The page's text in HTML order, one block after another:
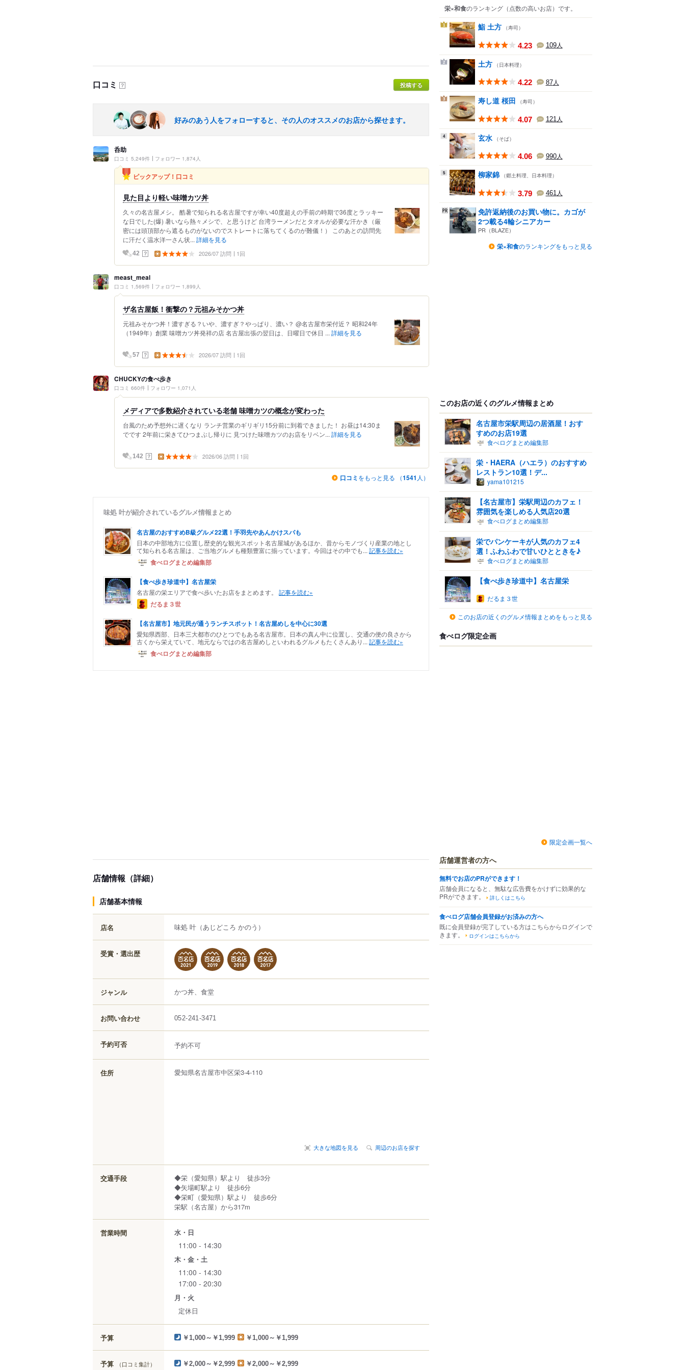
口コミ ？ 投稿する
好みのあう人をフォローすると、その人のオススメのお店から探せます。
呑助
口コミ 5,249件 フォロワー 1,874人
ピックアップ！口コミ
見た目より軽い味噌カツ丼
久々の名古屋メシ。 酷暑で知られる名古屋ですが幸い40度超えの手前の時期で36度とラッキー
な日でした(爆) 暑いなら熱々メシで、と思うけど 台湾ラーメンだとタオルが必要な汗かき（厳
密には頭頂部から遮るものがないのでストレートに落ちてくるのが難儀！） このあとの訪問先
に汗だく温水洋一さん状... 詳細を見る
42 ？ 2026/07 訪問 1回
meast_meal
口コミ 1,569件 フォロワー 1,899人
ザ名古屋飯！衝撃の？元祖みそかつ丼
元祖みそかつ丼！濃すぎる？いや、濃すぎ？やっぱり、濃い？ @名古屋市栄付近？ 昭和24年
（1949年）創業 味噌カツ丼発祥の店 名古屋出張の翌日は、日曜日で休日 ... 詳細を見る
57 ？ 2026/07 訪問 1回
CHUCKYの食べ歩き
口コミ 660件 フォロワー 1,071人
メディアで多数紹介されている老舗 味噌カツの概念が変わった
台風のため予想外に遅くなり ランチ営業のギリギリ15分前に到着できました！ お昼は14:30ま
でです 2年前に栄きてひつまぶし帰りに 見つけた味噌カツのお店をリベン... 詳細を見る
142 ？ 2026/06 訪問 1回
口コミ をもっと見る （1541 人）
味処 叶が紹介されているグルメ情報まとめ
名古屋のおすすめB級グルメ22選！手羽先やあんかけスパも
日本の中部地方に位置し歴史的な観光スポット名古屋城があるほか、昔からモノづくり産業の地とし
て知られる名古屋は、ご当地グルメも種類豊富に揃っています。今回はその中でも... 記事を読む»
食べログまとめ編集部
【食べ歩き珍道中】名古屋栄
名古屋の栄エリアで食べ歩いたお店をまとめます。 記事を読む»
だるま３世
【名古屋市】地元民が通うランチスポット！名古屋めしを中心に30選
愛知県西部、日本三大都市のひとつでもある名古屋市。日本の真ん中に位置し、交通の便の良さから
古くから栄えていて、地元ならではの名古屋めしといわれるグルメもたくさんあり... 記事を読む»
食べログまとめ編集部
店舗情報（詳細）
店舗基本情報
店名 味処 叶 （あじどころ かのう）
受賞・選出歴
ジャンル かつ丼、食堂
お問い合わせ 052-241-3471
予約可否 予約不可
住所 愛知県名古屋市中区栄3-4-110
大きな地図を見る 周辺のお店を探す
交通手段
◆栄（愛知県）駅より 徒歩3分
◆矢場町駅より 徒歩6分
◆栄町（愛知県）駅より 徒歩6分
栄駅（名古屋）から317m
営業時間 水・日
11:00 - 14:30
木・金・土
11:00 - 14:30
17:00 - 20:30
月・火
定休日
予算 ￥1,000～￥1,999 ￥1,000～￥1,999
予算 （口コミ集計） ￥2,000～￥2,999 ￥2,000～￥2,999
栄×和食のランキング （点数の高いお店） です。
1 鮨 土方 （寿司）
4.23 109人
2 土方 （日本料理）
4.22 87人
3 寿し道 桜田 （寿司）
4.07 121人
4 玄水 （そば）
4.06 990人
5 柳家錦 （郷土料理、日本料理）
3.79 461人
免許返納後のお買い物に。カゴが
2つ載る4輪シニアカー
PR（BLAZE）
栄×和食のランキングをもっと見る
このお店の近くのグルメ情報まとめ
名古屋市栄駅周辺の居酒屋！おす
すめのお店19選
食べログまとめ編集部
栄・HAERA（ハエラ）のおすすめ
レストラン10選！デ...
yama101215
【名古屋市】栄駅周辺のカフェ！
雰囲気を楽しめる人気店20選
食べログまとめ編集部
栄でパンケーキが人気のカフェ4
選！ふわふわで甘いひとときを♪
食べログまとめ編集部
【食べ歩き珍道中】名古屋栄
だるま３世
このお店の近くのグルメ情報まとめをもっと見る
食べログ限定企画
限定企画一覧へ
店舗運営者の方へ
無料でお店のPRができます！
店舗会員になると、無駄な広告費をかけずに効果的な
PRができます。
詳しくはこちら
食べログ店舗会員登録がお済みの方へ
既に会員登録が完了している方はこちらからログインで
きます。
ログインはこちらから